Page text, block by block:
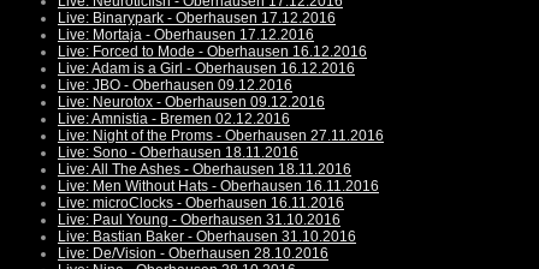
Live: Binarypark - Oberhausen 17.12.2016
Live: Mortaja - Oberhausen 17.12.2016
Live: Forced to Mode - Oberhausen 16.12.2016
Live: Adam is a Girl - Oberhausen 16.12.2016
Live: JBO - Oberhausen 09.12.2016
Live: Neurotox - Oberhausen 09.12.2016
Live: Amnistia - Bremen 02.12.2016
Live: Night of the Proms - Oberhausen 27.11.2016
Live: Sono - Oberhausen 18.11.2016
Live: All The Ashes - Oberhausen 18.11.2016
Live: Men Without Hats - Oberhausen 16.11.2016
Live: microClocks - Oberhausen 16.11.2016
Live: Paul Young - Oberhausen 31.10.2016
Live: Bastian Baker - Oberhausen 31.10.2016
Live: De/Vision - Oberhausen 28.10.2016